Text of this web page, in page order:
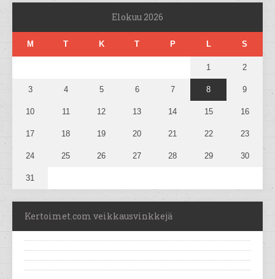
Elokuu 2026
M T K T P L S
1 2
3 4 5 6 7 8 9
10 11 12 13 14 15 16
17 18 19 20 21 22 23
24 25 26 27 28 29 30
31
Kertoimet.com veikkausvinkkejä